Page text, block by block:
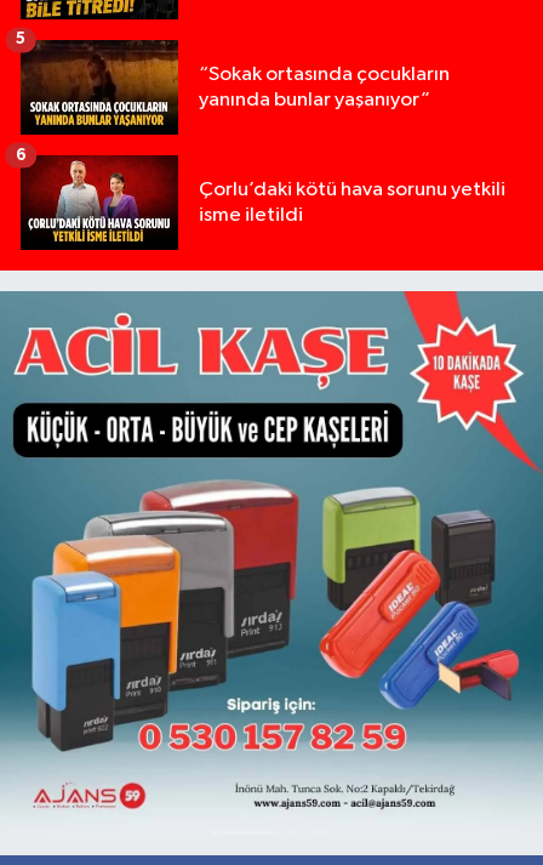
“Sokak ortasında çocukların
yanında bunlar yaşanıyor”
5
Çorlu’daki kötü hava sorunu yetkili
isme iletildi
6